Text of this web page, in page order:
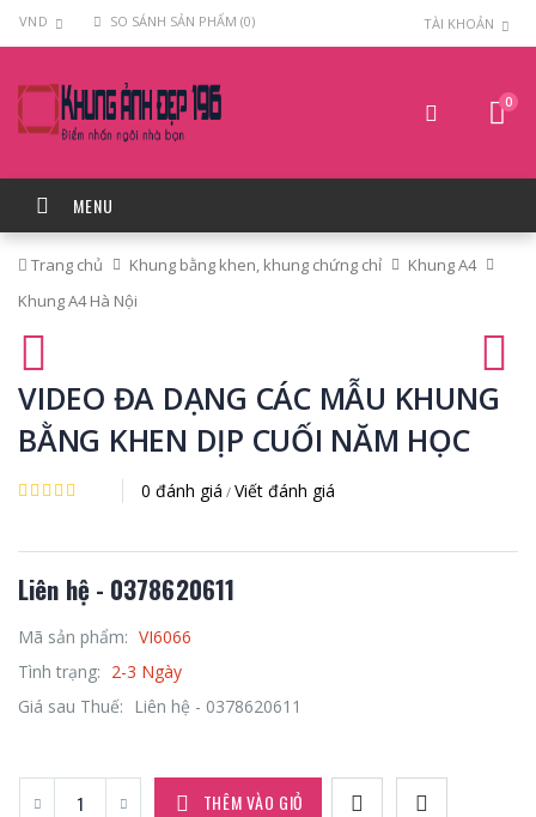
VND SO SÁNH SẢN PHẨM (0) TÀI KHOẢN
0
MENU
Trang chủ Khung bằng khen, khung chứng chỉ
Khung A4
Khung A4 Hà Nội
VIDEO ĐA DẠNG CÁC MẪU KHUNG
BẰNG KHEN DỊP CUỐI NĂM HỌC
0 đánh giá / Viết đánh giá
Liên hệ - 0378620611
Mã sản phẩm: VI6066
Tình trạng: 2-3 Ngày
Giá sau Thuế:
Liên hệ - 0378620611
THÊM VÀO GIỎ